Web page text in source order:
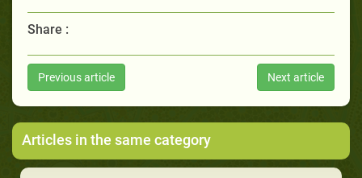
Share :
Previous article Next article
Articles in the same category